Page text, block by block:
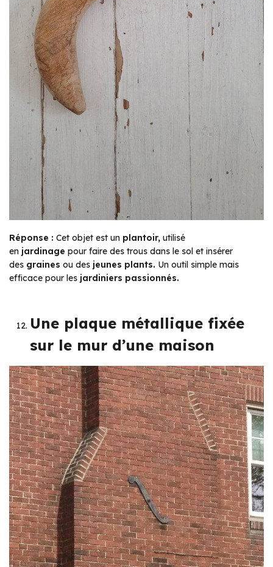
Réponse : Cet objet est un plantoir, utilisé
en jardinage pour faire des trous dans le sol et insérer
des graines ou des jeunes plants. Un outil simple mais
efficace pour les jardiniers passionnés.
Une plaque métallique fixée
sur le mur d’une maison